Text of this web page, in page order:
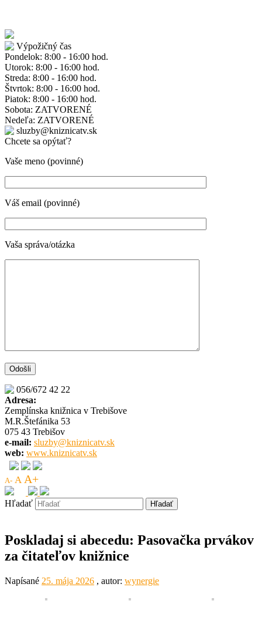
Výpožičný čas
Pondelok: 8:00 - 16:00 hod.
Utorok: 8:00 - 16:00 hod.
Streda: 8:00 - 16:00 hod.
Štvrtok: 8:00 - 16:00 hod.
Piatok: 8:00 - 16:00 hod.
Sobota: ZATVORENÉ
Nedeľa: ZATVORENÉ
sluzby@kniznicatv.sk
Chcete sa opýtať?
Vaše meno (povinné)
Váš email (povinné)
Vaša správa/otázka
056/672 42 22
Adresa:
Zemplínska knižnica v Trebišove
M.R.Štefánika 53
075 43 Trebišov
e-mail: sluzby@kniznicatv.sk
web: www.kniznicatv.sk
A- A A+
Hľadať
Poskladaj si abecedu: Pasovačka prvákov
za čitateľov knižnice
Napísané 25. mája 2026 , autor: wynergie